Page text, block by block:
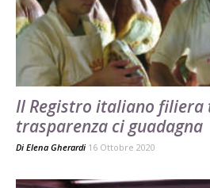
Il Registro italiano
trasparenza ci guadagna
Di Elena Gherardi 16 Ottobre 2020